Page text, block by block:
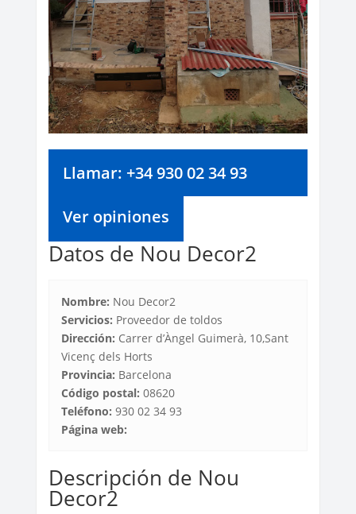
Llamar: +34 930 02 34 93
Ver opiniones
Datos de Nou Decor2
Nombre: Nou Decor2
Servicios: Proveedor de toldos
Dirección: Carrer d’Àngel Guimerà, 10,Sant
Vicenç dels Horts
Provincia: Barcelona
Código postal: 08620
Teléfono: 930 02 34 93
Página web:
Descripción de Nou
Decor2